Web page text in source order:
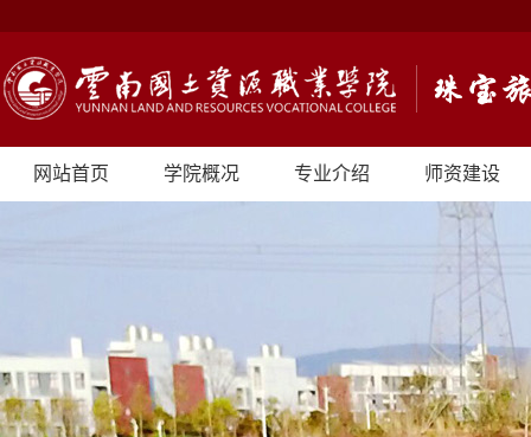
网站首页 学院概况 专业介绍 师资建设